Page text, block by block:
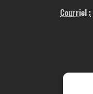
Courriel :